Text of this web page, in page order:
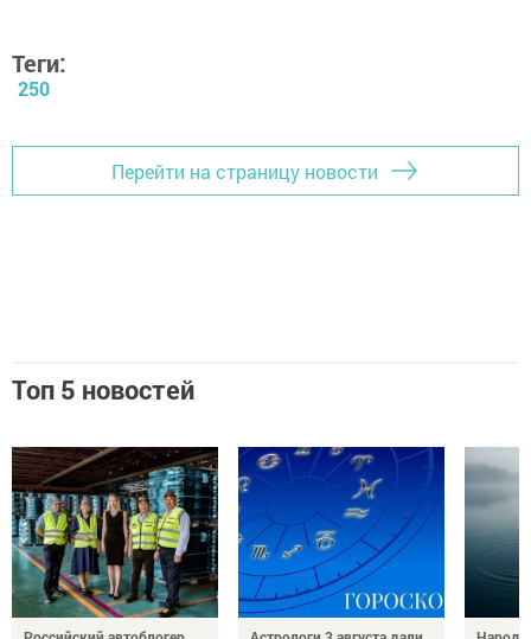
Теги:
250
Перейти на страницу новости
Топ 5 новостей